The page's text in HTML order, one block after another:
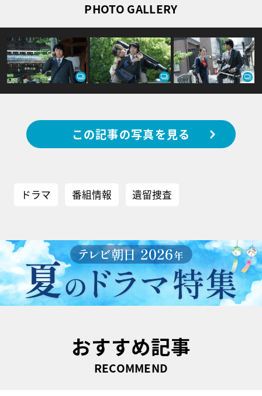
PHOTO GALLERY
この記事の写真を見る
ドラマ 番組情報 遺留捜査
おすすめ記事
RECOMMEND